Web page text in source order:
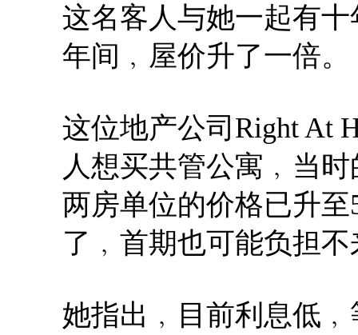
这名客人与她一起有
年间﹐屋价升了一倍。
这位地产公司Right At
人想买共管公寓﹐当
两房单位的价格已升
了﹐首期也可能负担不
她指出﹐目前利息低